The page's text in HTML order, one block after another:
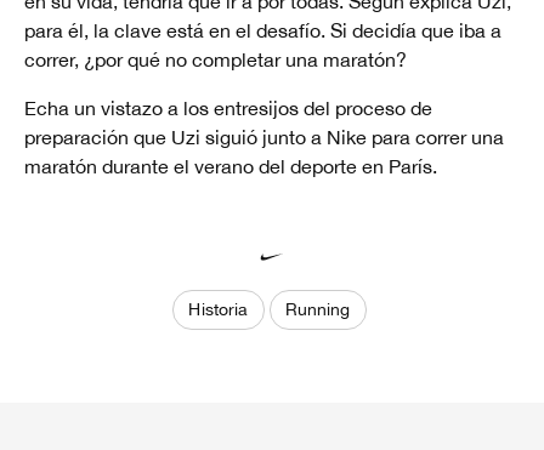
para él, la clave está en el desafío. Si decidía que iba a
correr, ¿por qué no completar una maratón?
Echa un vistazo a los entresijos del proceso de
preparación que Uzi siguió junto a Nike para correr una
maratón durante el verano del deporte en París.
Historia Running